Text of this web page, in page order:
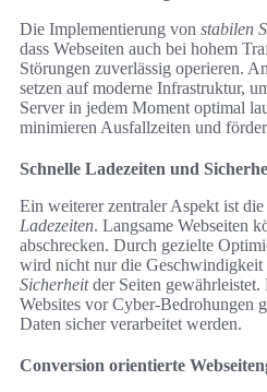
Die Implementierung von stabilen
dass Webseiten auch bei hohem
Störungen zuverlässig operieren.
setzen auf moderne Infrastruktur,
Server in jedem Moment optimal
minimieren Ausfallzeiten und
Schnelle Ladezeiten und
Ein weiterer zentraler Aspekt ist
Ladezeiten. Langsame Webseiten
abschrecken. Durch gezielte
wird nicht nur die Geschwindigkeit
Sicherheitder Seiten gewährleistet.
Websites vor Cyber-Bedrohungen
Daten sicher verarbeitet werden.
Conversion orientierte